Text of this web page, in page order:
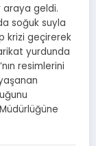
araya geldi.
soğuk suyla
krizi geçirerek
yurdunda
resimlerini